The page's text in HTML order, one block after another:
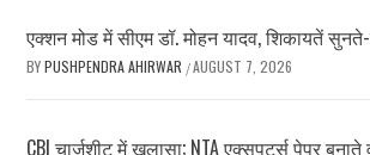
एक्शन मोड में सीएम डॉ. मोहन यादव, शिकायतें
BYPUSHPENDRA AHIRWAR /AUGUST 7, 2026
CBI चार्जशीट में खुलासा; NTA एक्सपर्ट्स पेपर